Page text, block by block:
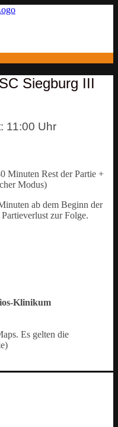
Siegburg III
11:00 Uhr
Minuten Rest der Partie +
Modus)
ab dem Beginn der
zur Folge.
Klinikum
Es gelten die